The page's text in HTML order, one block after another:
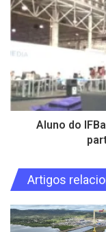
Aluno do
Artigos